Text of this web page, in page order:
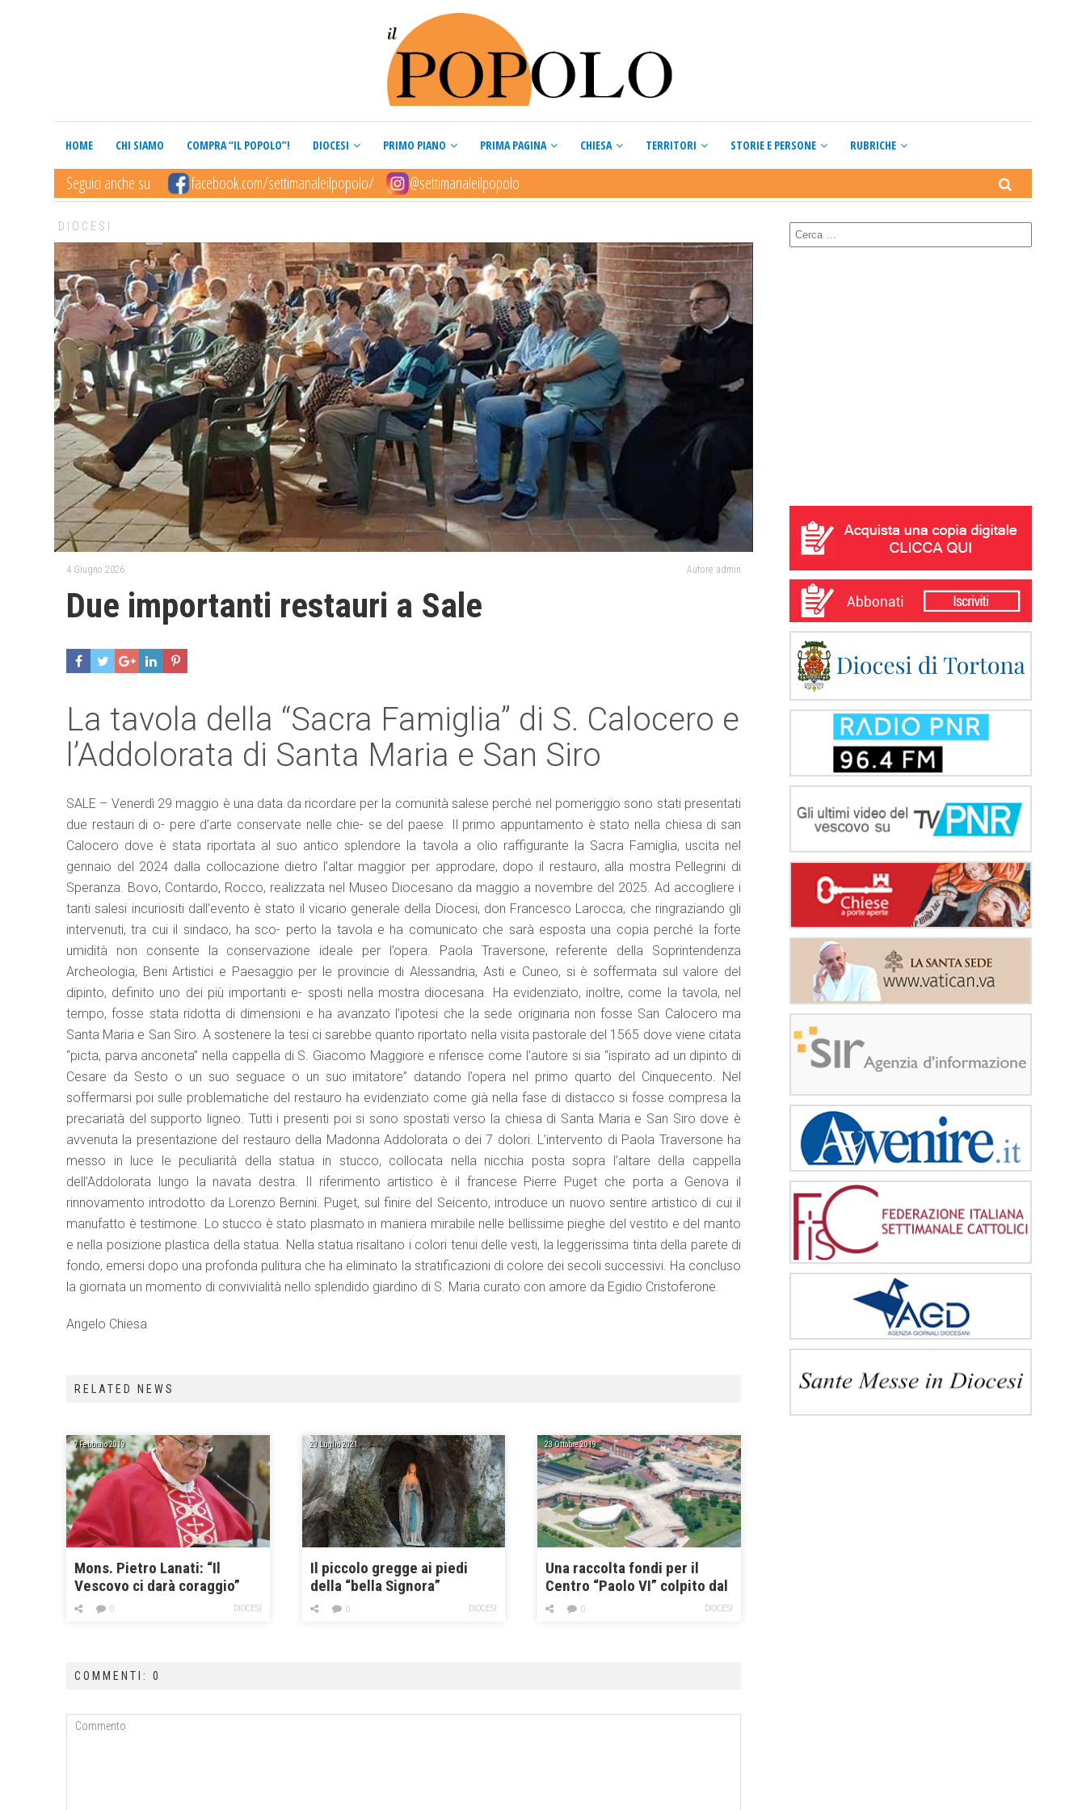
HOME CHI SIAMO COMPRA “IL POPOLO”! DIOCESI PRIMO PIANO PRIMA PAGINA CHIESA TERRITORI STORIE E PERSONE RUBRICHE
Seguici anche su facebook.com/settimanaleilpopolo/ @settimanaleilpopolo
DIOCESI
4 Giugno 2026 Autore: admin
Due importanti restauri a Sale
La tavola della “Sacra Famiglia” di S. Calocero e
l’Addolorata di Santa Maria e San Siro
SALE – Venerdì 29 maggio è una data da ricordare per la comunità salese perché nel pomeriggio sono stati presentati
due restauri di o- pere d’arte conservate nelle chie- se del paese. Il primo appuntamento è stato nella chiesa di san
Calocero dove è stata riportata al suo antico splendore la tavola a olio raffigurante la Sacra Famiglia, uscita nel
gennaio del 2024 dalla collocazione dietro l’altar maggior per approdare, dopo il restauro, alla mostra Pellegrini di
Speranza. Bovo, Contardo, Rocco, realizzata nel Museo Diocesano da maggio a novembre del 2025. Ad accogliere i
tanti salesi incuriositi dall’evento è stato il vicario generale della Diocesi, don Francesco Larocca, che ringraziando gli
intervenuti, tra cui il sindaco, ha sco- perto la tavola e ha comunicato che sarà esposta una copia perché la forte
umidità non consente la conservazione ideale per l’opera. Paola Traversone, referente della Soprintendenza
Archeologia, Beni Artistici e Paesaggio per le provincie di Alessandria, Asti e Cuneo, si è soffermata sul valore del
dipinto, definito uno dei più importanti e- sposti nella mostra diocesana. Ha evidenziato, inoltre, come la tavola, nel
tempo, fosse stata ridotta di dimensioni e ha avanzato l’ipotesi che la sede originaria non fosse San Calocero ma
Santa Maria e San Siro. A sostenere la tesi ci sarebbe quanto riportato nella visita pastorale del 1565 dove viene citata
“picta, parva anconeta” nella cappella di S. Giacomo Maggiore e riferisce come l’autore si sia “ispirato ad un dipinto di
Cesare da Sesto o un suo seguace o un suo imitatore” datando l’opera nel primo quarto del Cinquecento. Nel
soffermarsi poi sulle problematiche del restauro ha evidenziato come già nella fase di distacco si fosse compresa la
precariatà del supporto ligneo. Tutti i presenti poi si sono spostati verso la chiesa di Santa Maria e San Siro dove è
avvenuta la presentazione del restauro della Madonna Addolorata o dei 7 dolori. L’intervento di Paola Traversone ha
messo in luce le peculiarità della statua in stucco, collocata nella nicchia posta sopra l’altare della cappella
dell’Addolorata lungo la navata destra. Il riferimento artistico è il francese Pierre Puget che porta a Genova il
rinnovamento introdotto da Lorenzo Bernini. Puget, sul finire del Seicento, introduce un nuovo sentire artistico di cui il
manufatto è testimone. Lo stucco è stato plasmato in maniera mirabile nelle bellissime pieghe del vestito e del manto
e nella posizione plastica della statua. Nella statua risaltano i colori tenui delle vesti, la leggerissima tinta della parete di
fondo, emersi dopo una profonda pulitura che ha eliminato la stratificazioni di colore dei secoli successivi. Ha concluso
la giornata un momento di convivialità nello splendido giardino di S. Maria curato con amore da Egidio Cristoferone.
Angelo Chiesa
RELATED NEWS
7 Febbraio 2019
Mons. Pietro Lanati: “Il
Vescovo ci darà coraggio”
DIOCESI
0
29 Luglio 2021
Il piccolo gregge ai piedi
della “bella Signora”
DIOCESI
0
23 Ottobre 2019
Una raccolta fondi per il
Centro “Paolo VI” colpito dal
nubifragio
DIOCESI
0
COMMENTI: 0